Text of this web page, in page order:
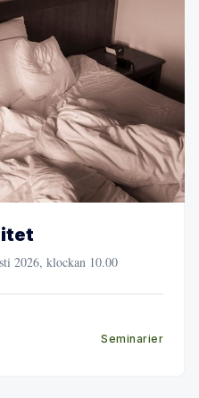
2026, klockan 10.00
Seminarier